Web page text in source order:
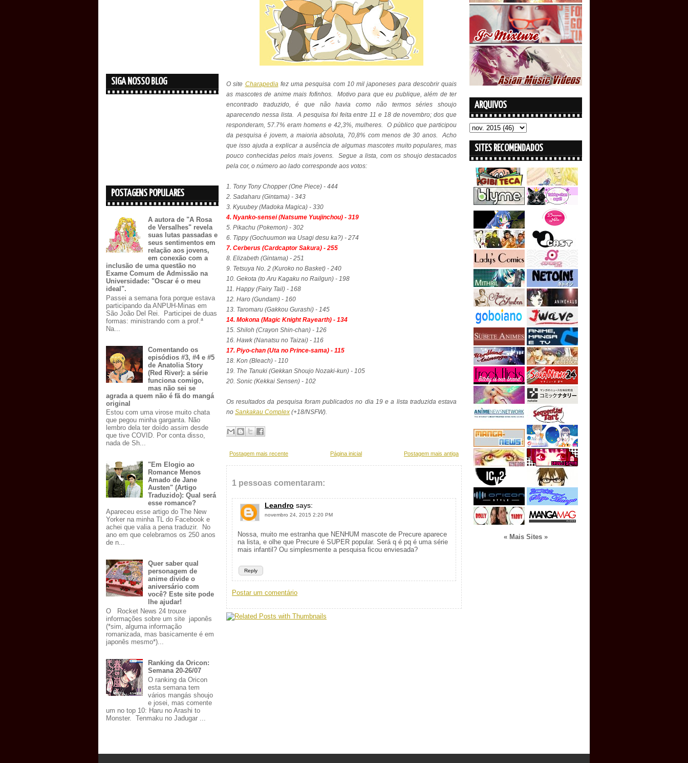
SIGA NOSSO BLOG
POSTAGENS POPULARES
A autora de "A Rosa
de Versalhes" revela
suas lutas passadas e
seus sentimentos em
relação aos jovens,
em conexão com a
inclusão de uma questão no
Exame Comum de Admissão na
Universidade: "Oscar é o meu
ideal".
Passei a semana fora porque estava
participando da ANPUH-Minas em
São João Del Rei. Participei de duas
formas: ministrando com a prof.ª
Na...
Comentando os
episódios #3, #4 e #5
de Anatolia Story
(Red River): a série
funciona comigo,
mas não sei se
agrada a quem não é fã do mangá
original
Estou com uma virose muito chata
que pegou minha garganta. Não
lembro dela ter doído assim desde
que tive COVID. Por conta disso,
nada de Sh...
"Em Elogio ao
Romance Menos
Amado de Jane
Austen" (Artigo
Traduzido): Qual será
esse romance?
Apareceu esse artigo do The New
Yorker na minha TL do Facebook e
achei que valia a pena traduzir. No
ano em que celebramos os 250 anos
de n...
Quer saber qual
personagem de
anime divide o
aniversário com
você? Este site pode
lhe ajudar!
O Rocket News 24 trouxe
informações sobre um site japonês
(*sim, alguma informação
romanizada, mas basicamente é em
japonês mesmo*)...
Ranking da Oricon:
Semana 20-26/07
O ranking da Oricon
esta semana tem
vários mangás shoujo
e josei, mas comente
um no top 10: Haru no Arashi to
Monster. Tenmaku no Jadugar ...
O site Charapediafez uma pesquisa com 10 mil japoneses para descobrir quais
as mascotes de anime mais fofinhos. Motivo para que eu publique, além de ter
encontrado traduzido, é que não havia como não termos séries shoujo
aparecendo nessa lista. A pesquisa foi feita entre 11 e 18 de novembro; dos que
responderam, 57.7% eram homens e 42,3%, mulheres. O público que participou
da pesquisa é jovem, a maioria absoluta, 70,8% com menos de 30 anos. Acho
que isso ajuda a explicar a ausência de algumas mascotes muito populares, mas
pouco conhecidas pelos mais jovens. Segue a lista, com os shoujo destacados
pela cor, o número ao lado corresponde aos votos:
1. Tony Tony Chopper (One Piece) - 444
2. Sadaharu (Gintama) - 343
3. Kyuubey (Madoka Magica) - 330
4. Nyanko-sensei (Natsume Yuujinchou) - 319
5. Pikachu (Pokemon) - 302
6. Tippy (Gochuumon wa Usagi desu ka?) - 274
7. Cerberus (Cardcaptor Sakura) - 255
8. Elizabeth (Gintama) - 251
9. Tetsuya No. 2 (Kuroko no Basket) - 240
10. Gekota (to Aru Kagaku no Railgun) - 198
11. Happy (Fairy Tail) - 168
12. Haro (Gundam) - 160
13. Taromaru (Gakkou Gurashi) - 145
14. Mokona (Magic Knight Rayearth) - 134
15. Shiloh (Crayon Shin-chan) - 126
16. Hawk (Nanatsu no Taizai) - 116
17. Piyo-chan (Uta no Prince-sama) - 115
18. Kon (Bleach) - 110
19. The Tanuki (Gekkan Shoujo Nozaki-kun) - 105
20. Sonic (Kekkai Sensen) - 102
Os resultados da pesquisa foram publicados no dia 19 e a lista traduzida estava
no Sankakau Complex (+18/NSFW).
Postagem mais recente Postagem mais antiga
Página inicial
1 pessoas comentaram:
Leandro says:
novembro 24, 2015 2:20 PM
Reply
Nossa, muito me estranha que NENHUM mascote de Precure aparece
na lista, e olhe que Precure é SUPER popular. Será q é pq é uma série
mais infantil? Ou simplesmente a pesquisa ficou enviesada?
Postar um comentário
ARQUIVOS
SITES RECOMENDADOS
« Mais Sites »